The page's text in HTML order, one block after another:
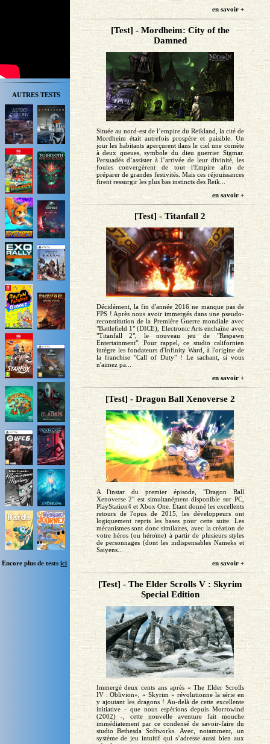
AUTRES TESTS
Encore plus de testsici
en savoir +
[Test] - Mordheim: City of the
Damned
Située au nord-est de l’empire du Reikland, la cité de
Mordheim était autrefois prospère et paisible. Un
jour les habitants aperçurent dans le ciel une comète
à deux queues, symbole du dieu guerrier Sigmar.
Persuadés d’assister à l’arrivée de leur divinité, les
foules convergèrent de tout l'Empire afin de
préparer de grandes festivités. Mais ces réjouissances
firent ressurgir les plus bas instincts des Reik...
en savoir +
[Test] - Titanfall 2
Décidément, la fin d'année 2016 ne manque pas de
FPS ! Après nous avoir immergés dans une pseudo-
reconstitution de la Première Guerre mondiale avec
"Battlefield 1" (DICE), Electronic Arts enchaîne avec
"Titanfall 2", le nouveau jeu de "Respawn
Entertainment". Pour rappel, ce studio californien
intègre les fondateurs d'Infinity Ward, à l'origine de
la franchise "Call of Duty" ! Le sachant, si vous
n'aimez pa...
en savoir +
[Test] - Dragon Ball Xenoverse 2
A l'instar du premier épisode, "Dragon Ball
Xenoverse 2" est simultanément disponible sur PC,
PlayStation4 et Xbox One. Étant donné les excellents
retours de l'opus de 2015, les développeurs ont
logiquement repris les bases pour cette suite. Les
mécanismes sont donc similaires, avec la création de
votre héros (ou héroïne) à partir de plusieurs styles
de personnages (dont les indispensables Nameks et
Saiyens...
en savoir +
[Test] - The Elder Scrolls V : Skyrim
Special Edition
Immergé deux cents ans après « The Elder Scrolls
IV : Oblivion», « Skyrim » révolutionne la série en
y ajoutant les dragons ! Au-delà de cette excellente
initiative - que nous espérions depuis Morrowind
(2002) -, cette nouvelle aventure fait mouche
immédiatement par ce condensé de savoir-faire du
studio Bethesda Softworks. Avec, notamment, un
système de jeu intuitif qui s’adresse aussi bien aux